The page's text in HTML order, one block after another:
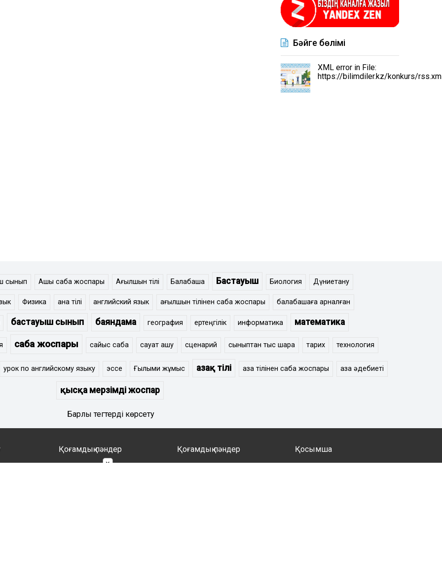
Бәйге бөлімі
XML error in File:
https://bilimdiler.kz/konkurs/
сынып Ашық сабақ жоспары Ағылшын тілі Балабақша Бастауыш Биология Дүниетану
Физика ана тілі английский язык ағылшын тілінен сабақ жоспары балабақшаға арналған
бастауыш сынып баяндама география ертеңгілік информатика математика
сабақ жоспары сайыс сабақ сауат ашу сценарий сыныптан тыс шара тарих технология
урок по английскому языку эссе Ғылыми жұмыс Қазақ тілі қазақ тілінен сабақ жоспары қазақ әдебиеті
қысқа мерзімді жоспар
Барлық тегтерді көрсету
Қоғамдық пәндер Қоғамдық пәндер Қосымша
×